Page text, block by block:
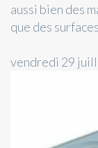
aussi bien des
que des
vendredi 29